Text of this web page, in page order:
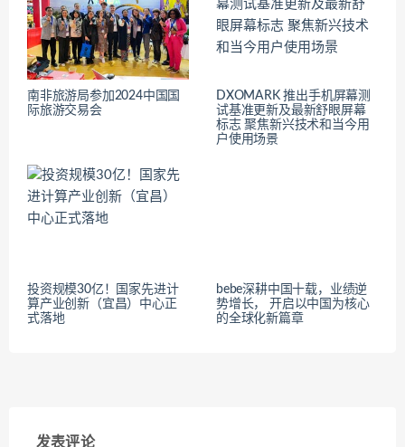
南非旅游局参加2024中国国
际旅游交易会
DXOMARK 推出手机屏幕测
试基准更新及最新舒眼屏幕
标志 聚焦新兴技术和当今用
户使用场景
投资规模30亿！国家先进计
算产业创新（宜昌）中心正
式落地
bebe深耕中国十载，业绩逆
势增长， 开启以中国为核心
的全球化新篇章
发表评论